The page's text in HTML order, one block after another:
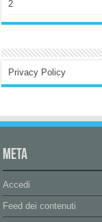
2
Privacy Policy
Meta
Accedi
Feed dei contenuti